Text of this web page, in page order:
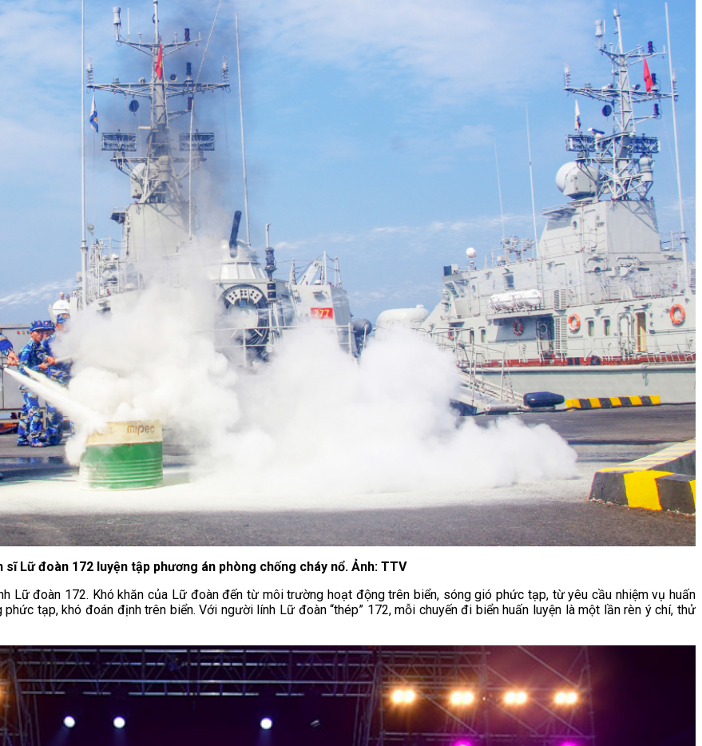
sĩ Lữ đoàn 172 luyện tập phương án phòng chống cháy nổ. Ảnh: TTV
Lữ đoàn 172. Khó khăn của Lữ đoàn đến từ môi trường hoạt động trên biển, sóng gió phức tạp, từ yêu cầu nhiệm vụ huấn
tạp, khó đoán định trên biển. Với người lính Lữ đoàn “thép” 172, mỗi chuyến đi biển huấn luyện là một lần rèn ý chí, thử